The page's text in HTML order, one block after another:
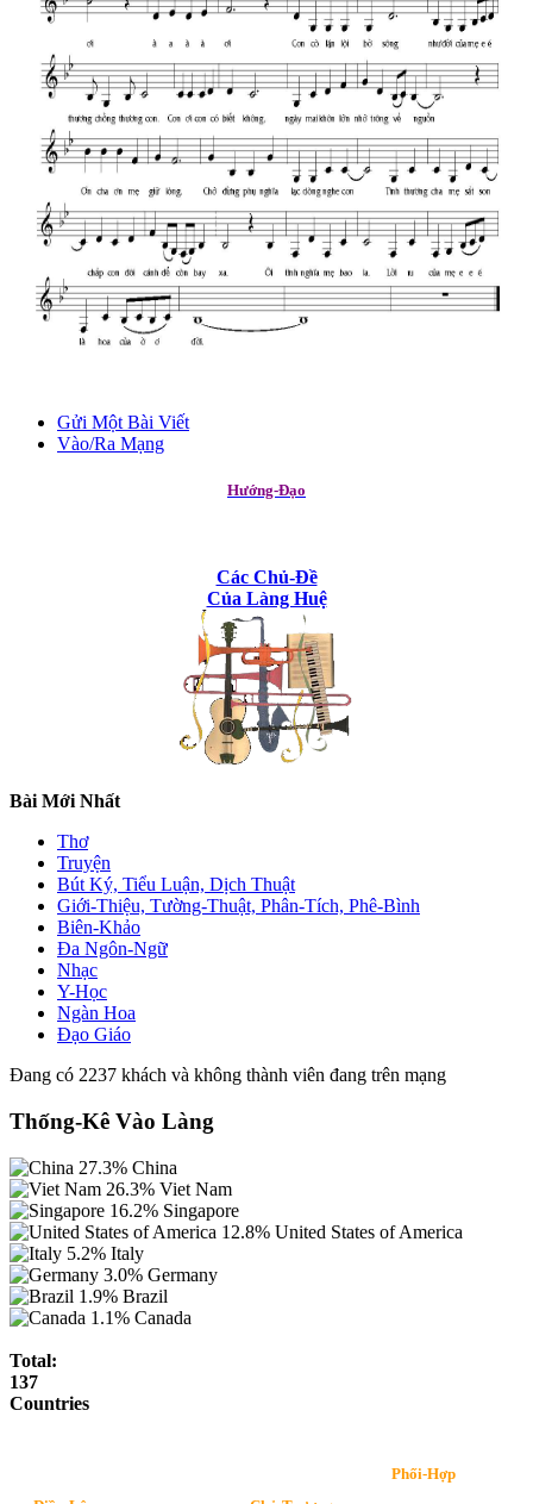
Gửi Một Bài Viết
Vào/Ra Mạng
Hướng-Đạo
Các Chủ-Đề
Của Làng Huệ
Bài Mới Nhất
Thơ
Truyện
Bút Ký, Tiểu Luận, Dịch Thuật
Giới-Thiệu, Tường-Thuật, Phân-Tích, Phê-Bình
Biên-Khảo
Đa Ngôn-Ngữ
Nhạc
Y-Học
Ngàn Hoa
Đạo Giáo
Đang có 2237 khách và không thành viên đang trên mạng
Thống-Kê Vào Làng
27.3% China
26.3% Viet Nam
16.2% Singapore
12.8% United States of America
5.2% Italy
3.0% Germany
1.9% Brazil
1.1% Canada
Total:
137
Countries
Phối-Hợp